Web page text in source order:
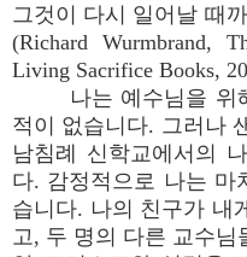
그것이 다시 일어날 때
(Richard Wurmbrand,
Living Sacrifice Books,
나는 예수님을 위
적이 없습니다. 그러나
남침례 신학교에서의
다. 감정적으로 나는 마
습니다. 나의 친구가 내
고, 두 명의 다른 교수